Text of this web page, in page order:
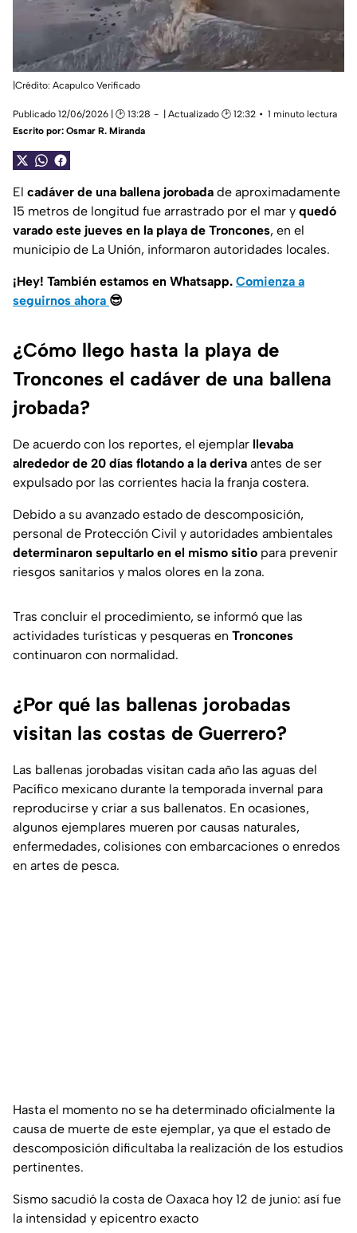
|Crédito: Acapulco Verificado
Publicado 12/06/2026 | 🕑 13:28 | Actualizado 🕑 12:32
1 minuto lectura
Escrito por: Osmar R. Miranda
El cadáver de una ballena jorobada de aproximadamente
15 metros de longitud fue arrastrado por el mar y quedó
varado este jueves en la playa de Troncones, en el
municipio de La Unión, informaron autoridades locales.
¡Hey! También estamos en Whatsapp. Comienza a
seguirnos ahora 😎
¿Cómo llego hasta la playa de
Troncones el cadáver de una ballena
jrobada?
De acuerdo con los reportes, el ejemplar llevaba
alrededor de 20 días flotando a la deriva antes de ser
expulsado por las corrientes hacia la franja costera.
Debido a su avanzado estado de descomposición,
personal de Protección Civil y autoridades ambientales
determinaron sepultarlo en el mismo sitio para prevenir
riesgos sanitarios y malos olores en la zona.
Tras concluir el procedimiento, se informó que las
actividades turísticas y pesqueras en Troncones
continuaron con normalidad.
¿Por qué las ballenas jorobadas
visitan las costas de Guerrero?
Las ballenas jorobadas visitan cada año las aguas del
Pacífico mexicano durante la temporada invernal para
reproducirse y criar a sus ballenatos. En ocasiones,
algunos ejemplares mueren por causas naturales,
enfermedades, colisiones con embarcaciones o enredos
en artes de pesca.
Hasta el momento no se ha determinado oficialmente la
causa de muerte de este ejemplar, ya que el estado de
descomposición dificultaba la realización de los estudios
pertinentes.
Sismo sacudió la costa de Oaxaca hoy 12 de junio: así fue
la intensidad y epicentro exacto